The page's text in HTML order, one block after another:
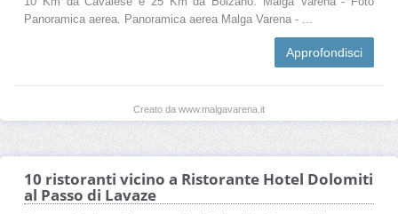
Panoramica aerea. Panoramica aerea Malga Varena - ...
Approfondisci
Creato da www.malgavarena.it
10 ristoranti vicino a Ristorante Hotel Dolomiti
al Passo di Lavaze